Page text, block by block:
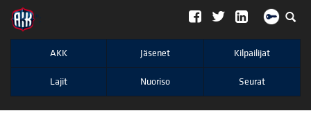
";
AKK Jäsenet Kilpailijat
Lajit Nuoriso Seurat